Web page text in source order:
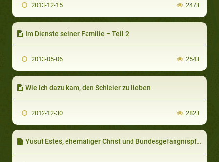
2013-12-15 2473
Im Dienste seiner Familie – Teil 2
2013-05-06 2543
Wie ich dazu kam, den Schleier zu lieben
2012-12-30 2828
Yusuf Estes, ehemaliger Christ und Bundesgefängnispfarrer (teil 2 von 5)